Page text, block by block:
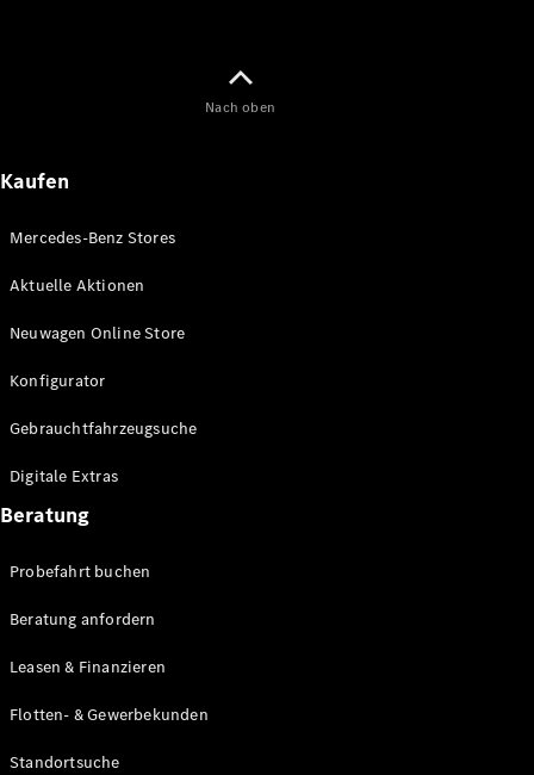
Nach oben
Kaufen
Mercedes-Benz Stores
Aktuelle Aktionen
Neuwagen Online Store
Konfigurator
Gebrauchtfahrzeugsuche
Digitale Extras
Beratung
Probefahrt buchen
Beratung anfordern
Leasen & Finanzieren
Flotten- & Gewerbekunden
Standortsuche